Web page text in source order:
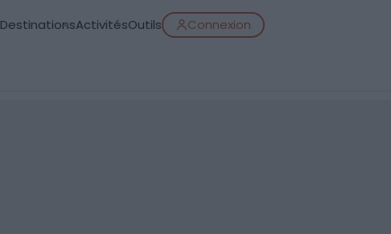
DestinationsActivitésOutils Connexion